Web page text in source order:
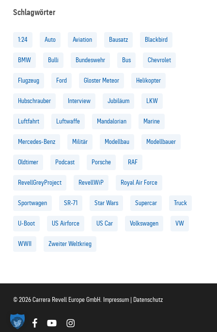
Schlagwörter
1:24 Auto Aviation Bausatz Blackbird
BMW Bulli Bundeswehr Bus Chevrolet
Flugzeug Ford Gloster Meteor Helikopter
Hubschrauber Interview Jubiläum LKW
Luftfahrt Luftwaffe Mandalorian Marine
Mercedes-Benz Militär Modellbau Modellbauer
Oldtimer Podcast Porsche RAF
RevellGreyProject RevellWiP Royal Air Force
Sportwagen SR-71 Star Wars Supercar Truck
U-Boot US Airforce US Car Volkswagen VW
WWII Zweiter Weltkrieg
© 2026 Carrera Revell Europe GmbH. Impressum Datenschutz
twitter facebookyoutube instagram